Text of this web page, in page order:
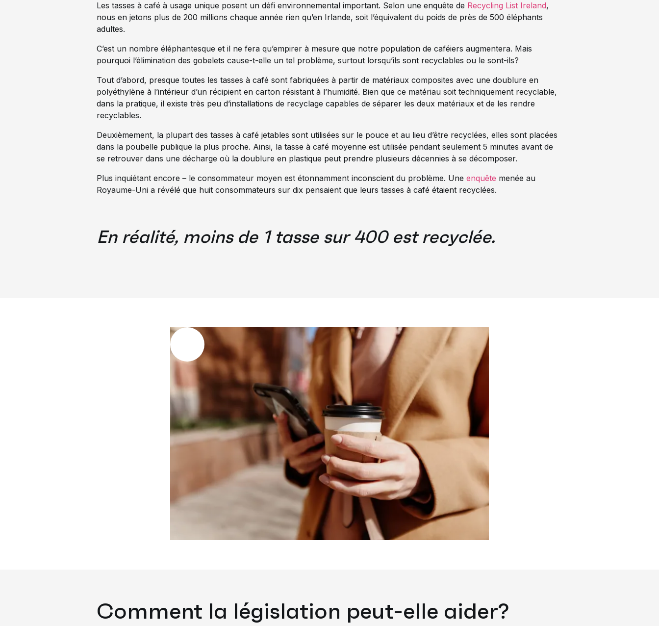
Les tasses à café à usage unique posent un défi environnemental important. Selon une enquête de Recycling List Ireland,
nous en jetons plus de 200 millions chaque année rien qu’en Irlande, soit l’équivalent du poids de près de 500 éléphants
adultes.
C’est un nombre éléphantesque et il ne fera qu’empirer à mesure que notre population de caféiers augmentera. Mais
pourquoi l’élimination des gobelets cause-t-elle un tel problème, surtout lorsqu’ils sont recyclables ou le sont-ils?
Tout d’abord, presque toutes les tasses à café sont fabriquées à partir de matériaux composites avec une doublure en
polyéthylène à l’intérieur d’un récipient en carton résistant à l’humidité. Bien que ce matériau soit techniquement recyclable,
dans la pratique, il existe très peu d’installations de recyclage capables de séparer les deux matériaux et de les rendre
recyclables.
Deuxièmement, la plupart des tasses à café jetables sont utilisées sur le pouce et au lieu d’être recyclées, elles sont placées
dans la poubelle publique la plus proche. Ainsi, la tasse à café moyenne est utilisée pendant seulement 5 minutes avant de
se retrouver dans une décharge où la doublure en plastique peut prendre plusieurs décennies à se décomposer.
Plus inquiétant encore – le consommateur moyen est étonnamment inconscient du problème. Une enquête menée au
Royaume-Uni a révélé que huit consommateurs sur dix pensaient que leurs tasses à café étaient recyclées.
En réalité, moins de 1 tasse sur 400 est recyclée.
Comment la législation peut-elle aider?